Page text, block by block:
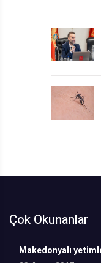
Çok Okunanlar
Makedonyalı